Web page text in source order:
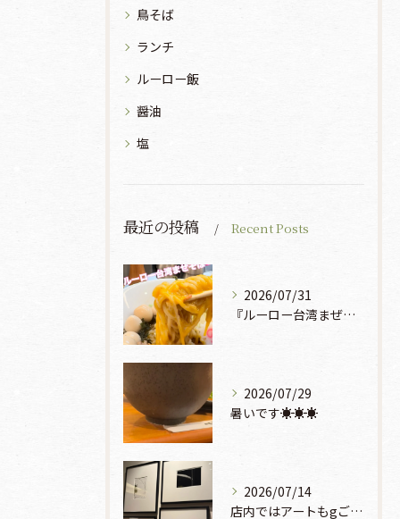
鳥そば
ランチ
ルーロー飯
醤油
塩
最近の投稿 Recent Posts
2026/07/31
『ルーロー台湾まぜそば』930円🍜🫧
2026/07/29
暑いです☀️☀️☀️
2026/07/14
店内ではアートもgご鑑賞いただけます♡♡♡